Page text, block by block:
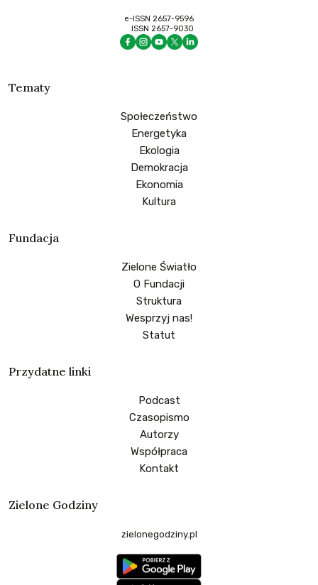
e-ISSN 2657-9596
ISSN 2657-9030
Tematy
Społeczeństwo
Energetyka
Ekologia
Demokracja
Ekonomia
Kultura
Fundacja
Zielone Światło
O Fundacji
Struktura
Wesprzyj nas!
Statut
Przydatne linki
Podcast
Czasopismo
Autorzy
Współpraca
Kontakt
Zielone Godziny
zielonegodziny.pl